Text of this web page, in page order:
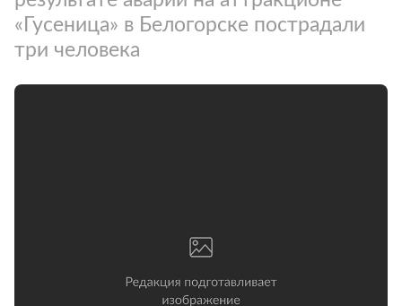
«Гусеница» в Белогорске пострадали
три человека